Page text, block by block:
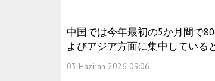
中国では今年最初の5か月間で
よびアジア方面に集中している
03 Haziran 2026 09:06